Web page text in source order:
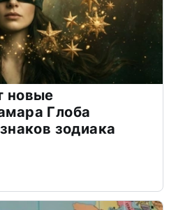
новые
Глоба
зодиака